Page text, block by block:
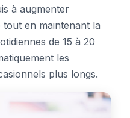
à augmenter
tout en maintenant la
de 15 à 20
les
plus longs.